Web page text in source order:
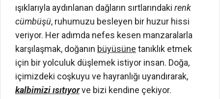
ışıklarıyla aydınlanan dağların sırtlarındaki renk
cümbüşü, ruhumuzu besleyen bir huzur hissi
veriyor. Her adımda nefes kesen manzaralarla
karşılaşmak, doğanın büyüsüne tanıklık etmek
için bir yolculuk düşlemek istiyor insan. Doğa,
içimizdeki coşkuyu ve hayranlığı uyandırarak,
kalbimizi ısıtıyorve bizi kendine çekiyor.